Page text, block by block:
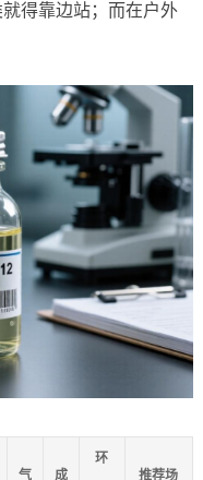
得靠边站；而在户外
气 成
环
推荐场